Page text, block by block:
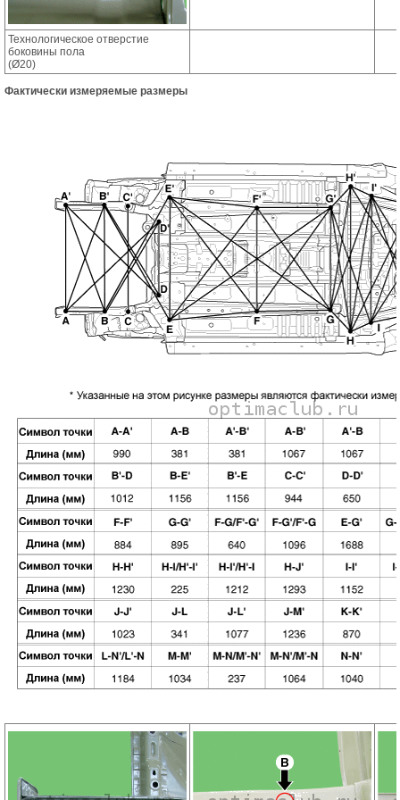
Технологическое отверстие
боковины пола
(Ø20)
Фактически измеряемые размеры